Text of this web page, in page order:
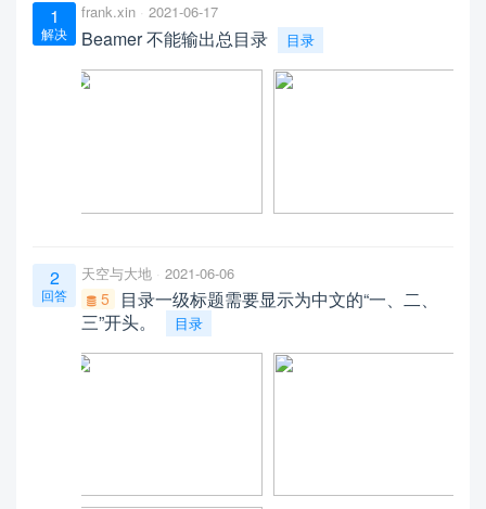
1
解决
frank.xin 2021-06-17
Beamer 不能输出总目录 目录
2
回答
天空与大地 2021-06-06
5
目录一级标题需要显示为中文的“一、二、
三”开头。
目录